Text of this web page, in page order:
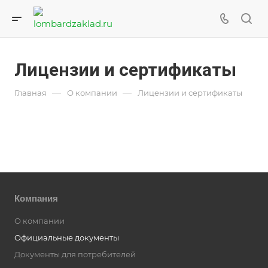
Лицензии и сертификаты
Главная — О компании — Лицензии и сертификаты
Компания
О компании
Официальные документы
Документы для потребителей